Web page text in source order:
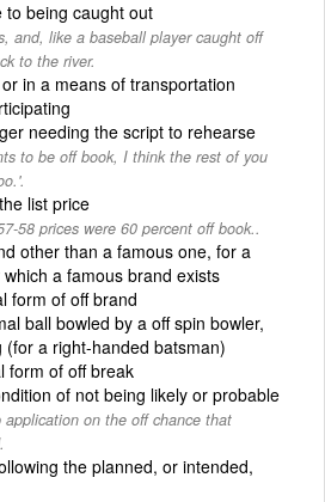
to being caught out
and, like a baseball player caught off
to the river.
in a means of transportation
needing the script to rehearse
to be off book, I think the rest of you
list price
58 prices were 60 percent off book..
other than a famous one, for a
a famous brand exists
form of off brand
ball bowled by a off spin bowler,
(for a right-handed batsman)
form of off break
of not being likely or probable
on the off chance that
the planned, or intended,